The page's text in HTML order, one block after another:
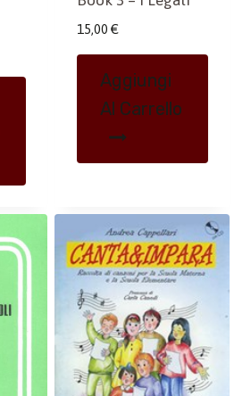
15,00 €
Aggiungi
Al Carrello